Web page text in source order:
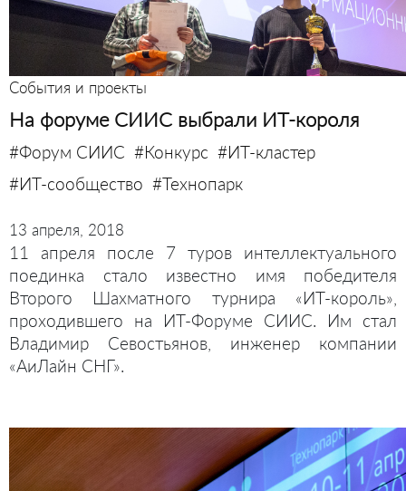
События и проекты
На форуме СИИС выбрали ИТ-короля
#Форум СИИС #Конкурс #ИТ-кластер
#ИТ-сообщество #Технопарк
13 апреля, 2018
11 апреля после 7 туров интеллектуального
поединка стало известно имя победителя
Второго Шахматного турнира «ИТ-король»,
проходившего на ИТ-Форуме СИИС. Им стал
Владимир Севостьянов, инженер компании
«АиЛайн СНГ».